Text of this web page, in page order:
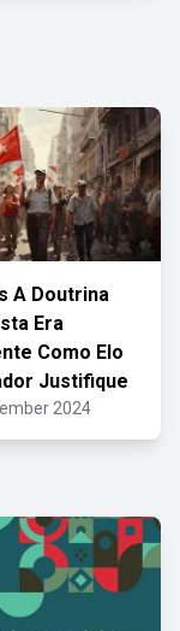
A Doutrina
Era
Como Elo
Justifique
2024